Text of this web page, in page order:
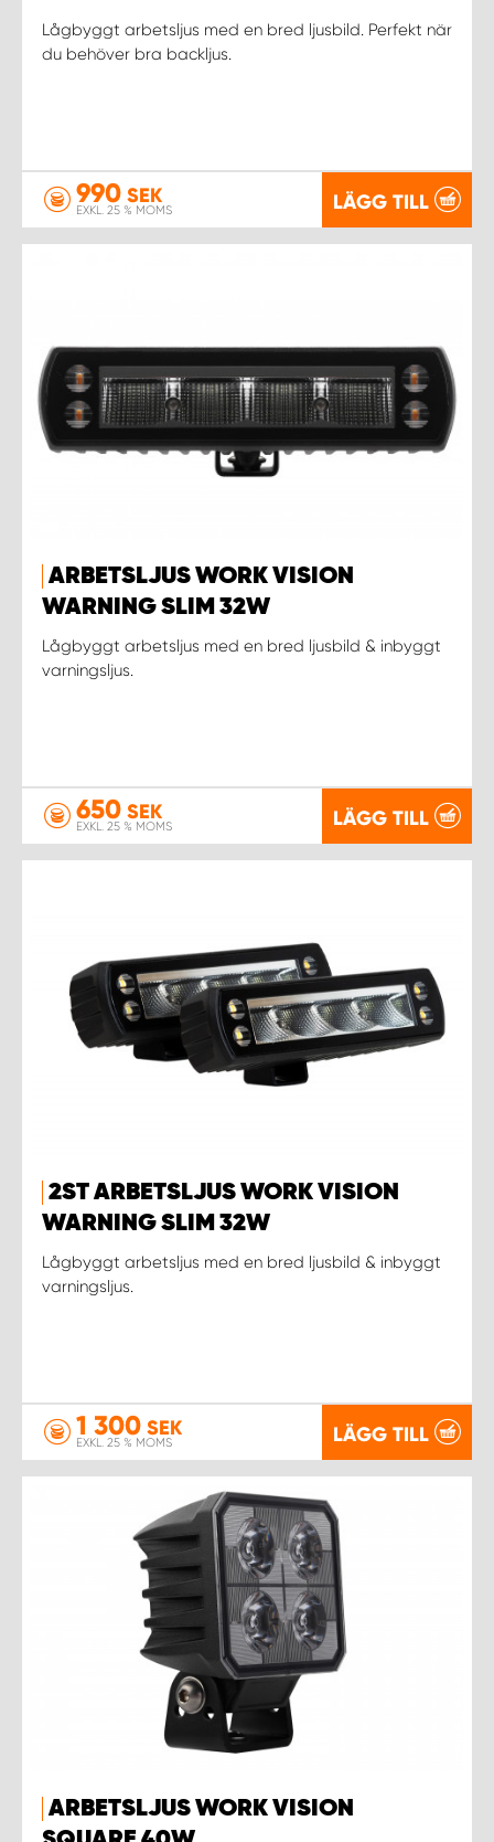
Lågbyggt arbetsljus med en bred ljusbild. Perfekt när
du behöver bra backljus.
990 SEK
EXKL. 25 % MOMS LÄGG TILL
ARBETSLJUS WORK VISION
WARNING SLIM 32W
Lågbyggt arbetsljus med en bred ljusbild & inbyggt
varningsljus.
650 SEK
EXKL. 25 % MOMS LÄGG TILL
2ST ARBETSLJUS WORK VISION
WARNING SLIM 32W
Lågbyggt arbetsljus med en bred ljusbild & inbyggt
varningsljus.
1 300 SEK
EXKL. 25 % MOMS LÄGG TILL
ARBETSLJUS WORK VISION
WORK SYSTEM VÄRNAMO
WORK SYSTEM ÖREBRO